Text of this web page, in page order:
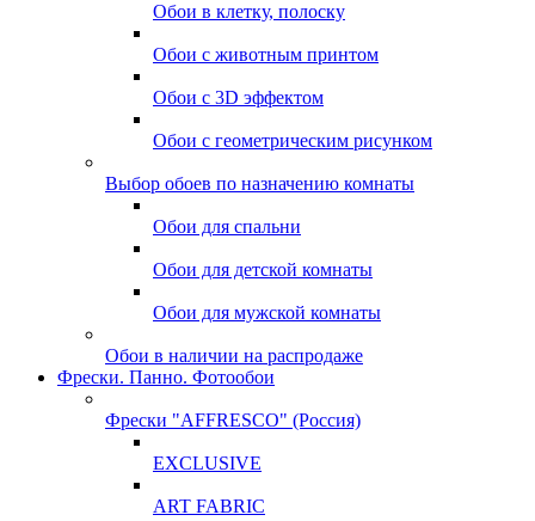
Обои в клетку, полоску
Обои с животным принтом
Обои с 3D эффектом
Обои с геометрическим рисунком
Выбор обоев по назначению комнаты
Обои для спальни
Обои для детской комнаты
Обои для мужской комнаты
Обои в наличии на распродаже
Фрески. Панно. Фотообои
Фрески "AFFRESCO" (Россия)
EXCLUSIVE
ART FABRIC